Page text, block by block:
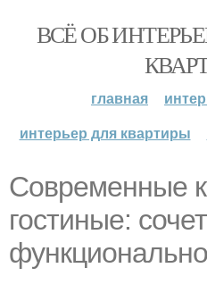
ВСЁ ОБ
главная
интерьер для квартиры
Современные
гостиные: